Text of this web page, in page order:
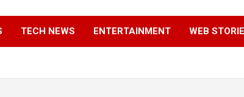
TECH NEWS ENTERTAINMENT WEB